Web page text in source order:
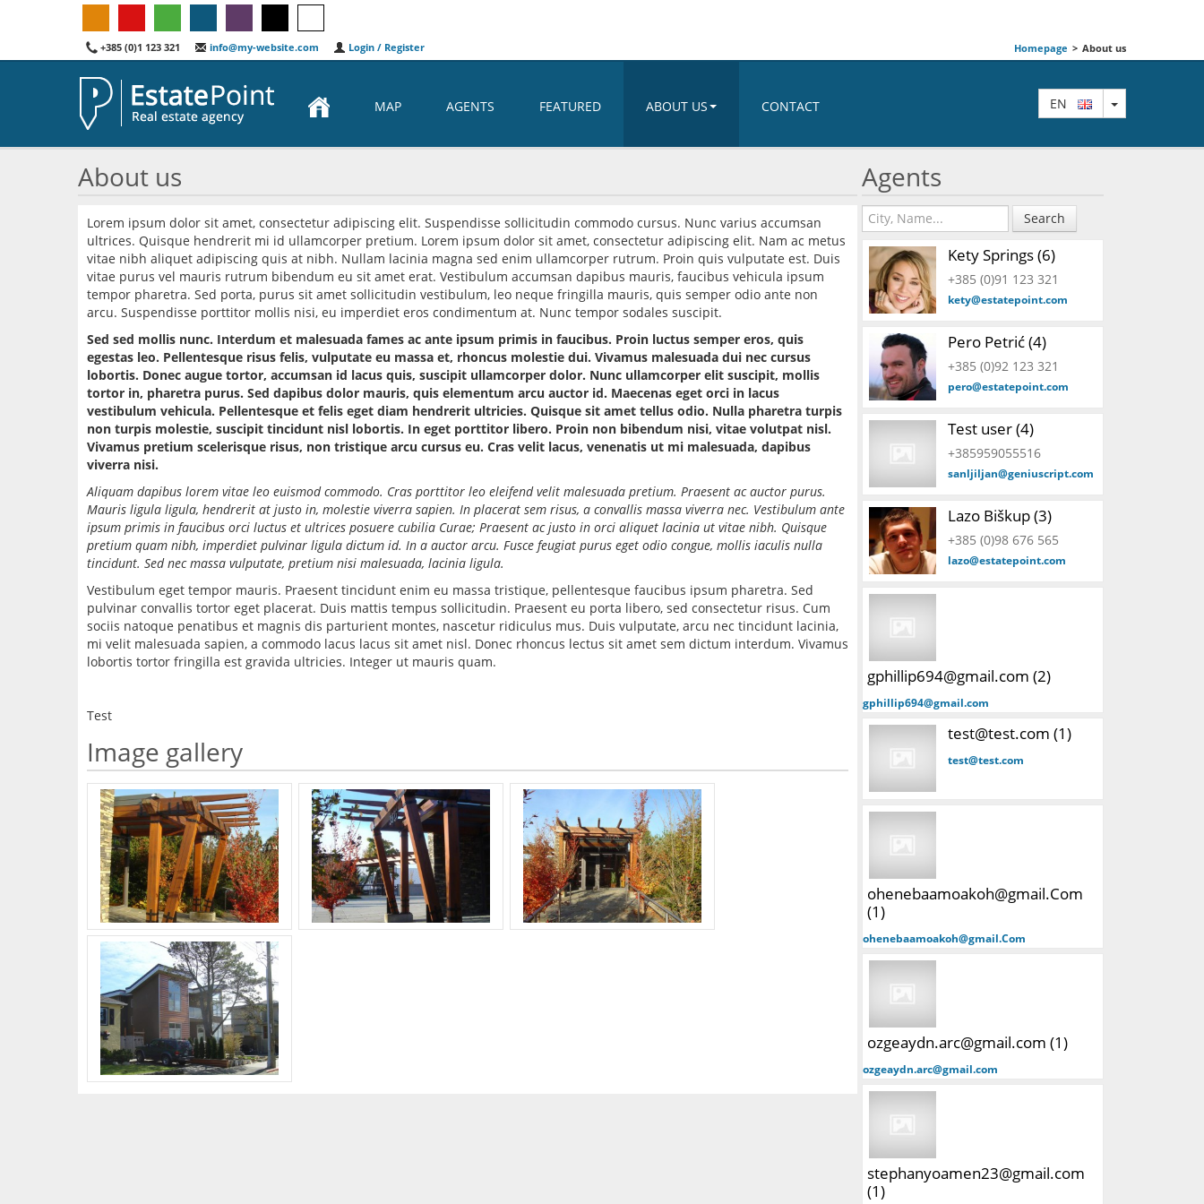
+385 (0)1 123 321 info@my-website.com Login / Register Homepage > About us
EN TOGGLE
MAP AGENTS FEATURED ABOUT US CONTACT
About us
Lorem ipsum dolor sit amet, consectetur adipiscing elit. Suspendisse sollicitudin commodo cursus. Nunc varius accumsan
ultrices. Quisque hendrerit mi id ullamcorper pretium. Lorem ipsum dolor sit amet, consectetur adipiscing elit. Nam ac metus
vitae nibh aliquet adipiscing quis at nibh. Nullam lacinia magna sed enim ullamcorper rutrum. Proin quis vulputate est. Duis
vitae purus vel mauris rutrum bibendum eu sit amet erat. Vestibulum accumsan dapibus mauris, faucibus vehicula ipsum
tempor pharetra. Sed porta, purus sit amet sollicitudin vestibulum, leo neque fringilla mauris, quis semper odio ante non
arcu. Suspendisse porttitor mollis nisi, eu imperdiet eros condimentum at. Nunc tempor sodales suscipit.
Sed sed mollis nunc. Interdum et malesuada fames ac ante ipsum primis in faucibus. Proin luctus semper eros, quis
egestas leo. Pellentesque risus felis, vulputate eu massa et, rhoncus molestie dui. Vivamus malesuada dui nec cursus
lobortis. Donec augue tortor, accumsan id lacus quis, suscipit ullamcorper dolor. Nunc ullamcorper elit suscipit, mollis
tortor in, pharetra purus. Sed dapibus dolor mauris, quis elementum arcu auctor id. Maecenas eget orci in lacus
vestibulum vehicula. Pellentesque et felis eget diam hendrerit ultricies. Quisque sit amet tellus odio. Nulla pharetra turpis
non turpis molestie, suscipit tincidunt nisl lobortis. In eget porttitor libero. Proin non bibendum nisi, vitae volutpat nisl.
Vivamus pretium scelerisque risus, non tristique arcu cursus eu. Cras velit lacus, venenatis ut mi malesuada, dapibus
viverra nisi.
Aliquam dapibus lorem vitae leo euismod commodo. Cras porttitor leo eleifend velit malesuada pretium. Praesent ac auctor purus.
Mauris ligula ligula, hendrerit at justo in, molestie viverra sapien. In placerat sem risus, a convallis massa viverra nec. Vestibulum ante
ipsum primis in faucibus orci luctus et ultrices posuere cubilia Curae; Praesent ac justo in orci aliquet lacinia ut vitae nibh. Quisque
pretium quam nibh, imperdiet pulvinar ligula dictum id. In a auctor arcu. Fusce feugiat purus eget odio congue, mollis iaculis nulla
tincidunt. Sed nec massa vulputate, pretium nisi malesuada, lacinia ligula.
Vestibulum eget tempor mauris. Praesent tincidunt enim eu massa tristique, pellentesque faucibus ipsum pharetra. Sed
pulvinar convallis tortor eget placerat. Duis mattis tempus sollicitudin. Praesent eu porta libero, sed consectetur risus. Cum
sociis natoque penatibus et magnis dis parturient montes, nascetur ridiculus mus. Duis vulputate, arcu nec tincidunt lacinia,
mi velit malesuada sapien, a commodo lacus lacus sit amet nisl. Donec rhoncus lectus sit amet sem dictum interdum. Vivamus
lobortis tortor fringilla est gravida ultricies. Integer ut mauris quam.
Test
Image gallery
Agents
Search
Kety Springs (6)
+385 (0)91 123 321
kety@estatepoint.com
Pero Petrić (4)
+385 (0)92 123 321
pero@estatepoint.com
Test user (4)
+385959055516
sanljiljan@geniuscript.com
Lazo Biškup (3)
+385 (0)98 676 565
lazo@estatepoint.com
gphillip694@gmail.com (2)
gphillip694@gmail.com
test@test.com (1)
test@test.com
ohenebaamoakoh@gmail.Com
(1)
ohenebaamoakoh@gmail.Com
ozgeaydn.arc@gmail.com (1)
ozgeaydn.arc@gmail.com
stephanyoamen23@gmail.com
(1)